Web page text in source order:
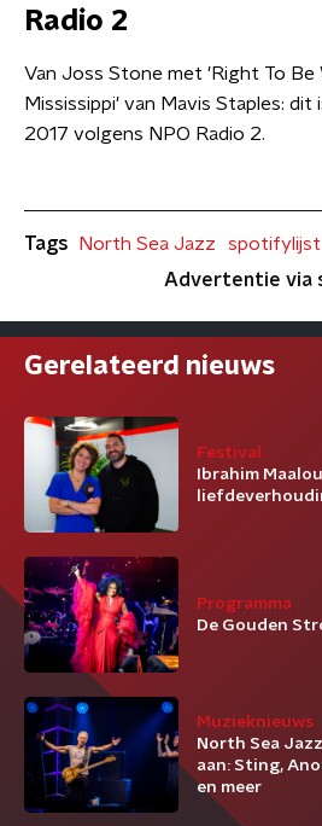
Radio 2
Van Joss Stone met 'Right To
Mississippi' van Mavis Staples:
2017 volgens NPO Radio 2.
Tags North Sea Jazz
spotifylijst
Advertentie via
Gerelateerd nieuws
Festival
Ibrahim
Programma
De Gouden
Muzieknieuws
North Sea
aan: Sting,
en meer